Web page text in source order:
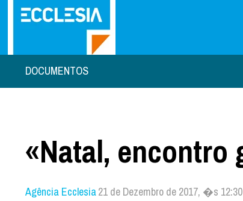
DOCUMENTOS
«Natal, encontro
Agência Ecclesia21 de Dezembro de 2017, �s 12:30